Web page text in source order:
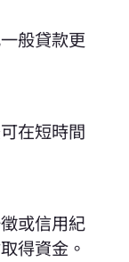
般貸款更
在短時間
或信用紀
得資金。